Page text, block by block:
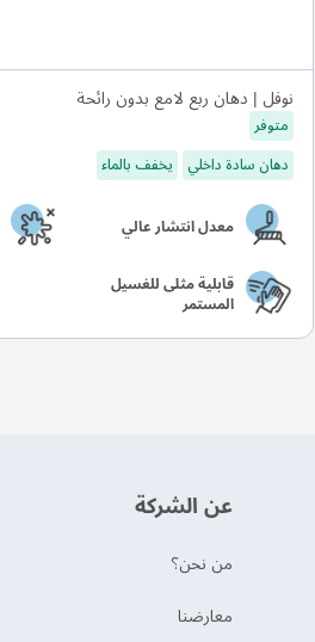
نوفل | دهان ربع لامع بدون رائحة
متوفر
دهان سادة داخلي يخفف بالماء
معدل انتشار عالي
قابلية مثلى للغسيل
المستمر
عن الشركة
من نحن؟
‫معارضنا‬